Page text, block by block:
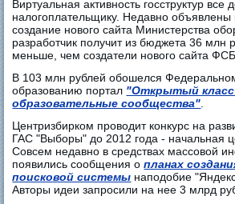
Виртуальная активность госструктур все
налогоплательщику. Недавно объявлены
создание нового сайта Министерства
разработчик получит из бюджета 36 млн
меньше, чем создатели нового сайта ФСБ.
В 103 млн рублей обошелся
образованию портал "Открытый
образовательные сообщества"
Центризбирком проводит конкурс на
ГАС "Выборы" до 2012 года - начальная
Совсем недавно в средствах массовой
появились сообщения опланах
поисковой системы наподобие
Авторы идеи запросили на нее 3 млрд